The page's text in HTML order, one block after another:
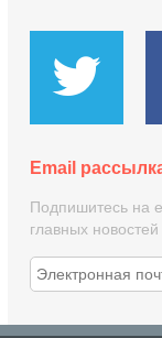
Email
Подпишитесь на
главных